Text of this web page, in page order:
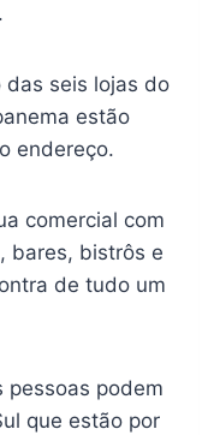
das seis lojas do
estão
endereço.
comercial com
bares, bistrôs e
de tudo um
pessoas podem
que estão por